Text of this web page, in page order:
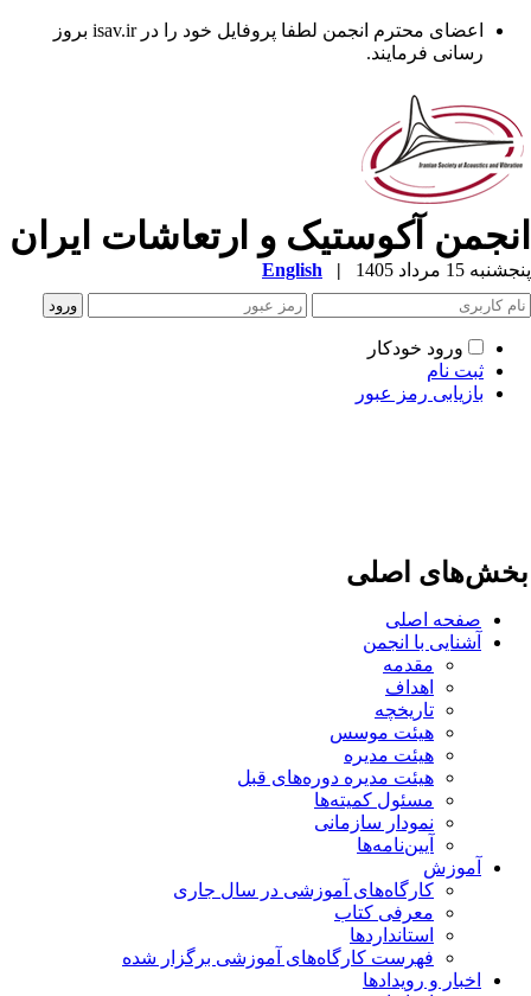
اعضای محترم انجمن لطفا پروفایل خود را در isav.ir بروز
رسانی فرمایند.
آکوستیک و ارتعاشات ایران
15 مرداد 1405 |
English
ورود خودکار
ثبت نام
بازیابی رمز عبور
اصلی
صفحه اصلی
آشنایی با انجمن
مقدمه
اهداف
تاریخچه
هیئت موسس
هیئت مدیره
هیئت مدیره دوره‌های قبل
مسئول کمیته‌ها
نمودار سازمانی
آیین‌نامه‌ها
آموزش
کارگاه‌های آموزشی در سال جاری
معرفی کتاب
استانداردها
فهرست کارگاه‌های آموزشی برگزار شده
اخبار و رویدادها